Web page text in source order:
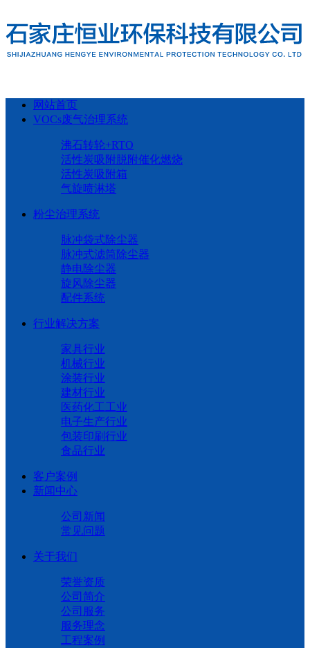
网站首页
VOCs废气治理系统
沸石转轮+RTO
活性炭吸附脱附催化燃烧
活性炭吸附箱
气旋喷淋塔
粉尘治理系统
脉冲袋式除尘器
脉冲式滤筒除尘器
静电除尘器
旋风除尘器
配件系统
行业解决方案
家具行业
机械行业
涂装行业
建材行业
医药化工工业
电子生产行业
包装印刷行业
食品行业
客户案例
新闻中心
公司新闻
常见问题
关于我们
荣誉资质
公司简介
公司服务
服务理念
工程案例